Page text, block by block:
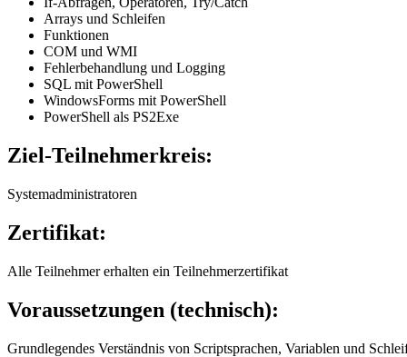
Arrays und Schleifen
Funktionen
COM und WMI
Fehlerbehandlung und Logging
SQL mit PowerShell
WindowsForms mit PowerShell
PowerShell als PS2Exe
Ziel-Teilnehmerkreis:
Systemadministratoren
Zertifikat:
Alle Teilnehmer erhalten ein Teilnehmerzertifikat
Voraussetzungen (technisch):
Grundlegendes Verständnis von Scriptsprachen, Variablen und